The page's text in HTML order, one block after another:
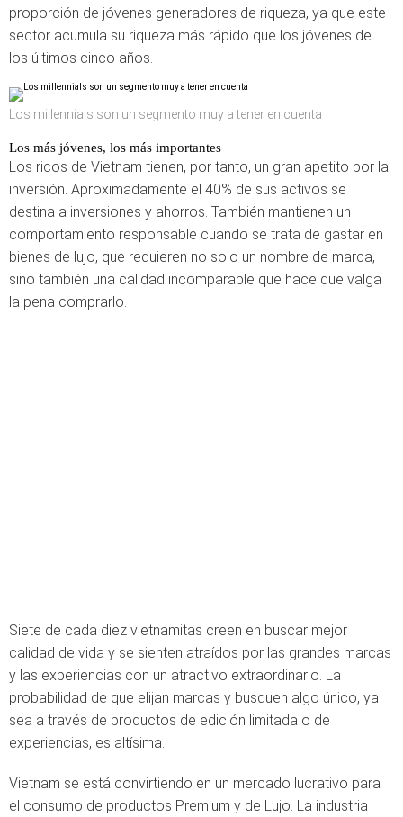
proporción de jóvenes generadores de riqueza, ya que este
sector acumula su riqueza más rápido que los jóvenes de
los últimos cinco años.
Los millennials son un segmento muy a tener en cuenta
Los más jóvenes, los más importantes
Los ricos de Vietnam tienen, por tanto, un gran apetito por la
inversión. Aproximadamente el 40% de sus activos se
destina a inversiones y ahorros. También mantienen un
comportamiento responsable cuando se trata de gastar en
bienes de lujo, que requieren no solo un nombre de marca,
sino también una calidad incomparable que hace que valga
la pena comprarlo.
Siete de cada diez vietnamitas creen en buscar mejor
calidad de vida y se sienten atraídos por las grandes marcas
y las experiencias con un atractivo extraordinario. La
probabilidad de que elijan marcas y busquen algo único, ya
sea a través de productos de edición limitada o de
experiencias, es altísima.
Vietnam se está convirtiendo en un mercado lucrativo para
el consumo de productos Premium y de Lujo. La industria